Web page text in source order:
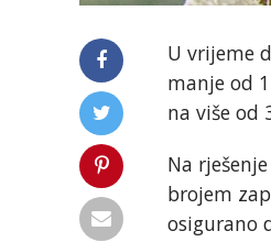
U vrijeme
manje od
na više od
Na
brojem
osigurano